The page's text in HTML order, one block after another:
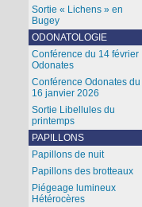
Sortie « Lichens » en
Bugey
ODONATOLOGIE
Conférence du 14 février
Odonates
Conférence Odonates du
16 janvier 2026
Sortie Libellules du
printemps
PAPILLONS
Papillons de nuit
Papillons des brotteaux
Piégeage lumineux
Hétérocères